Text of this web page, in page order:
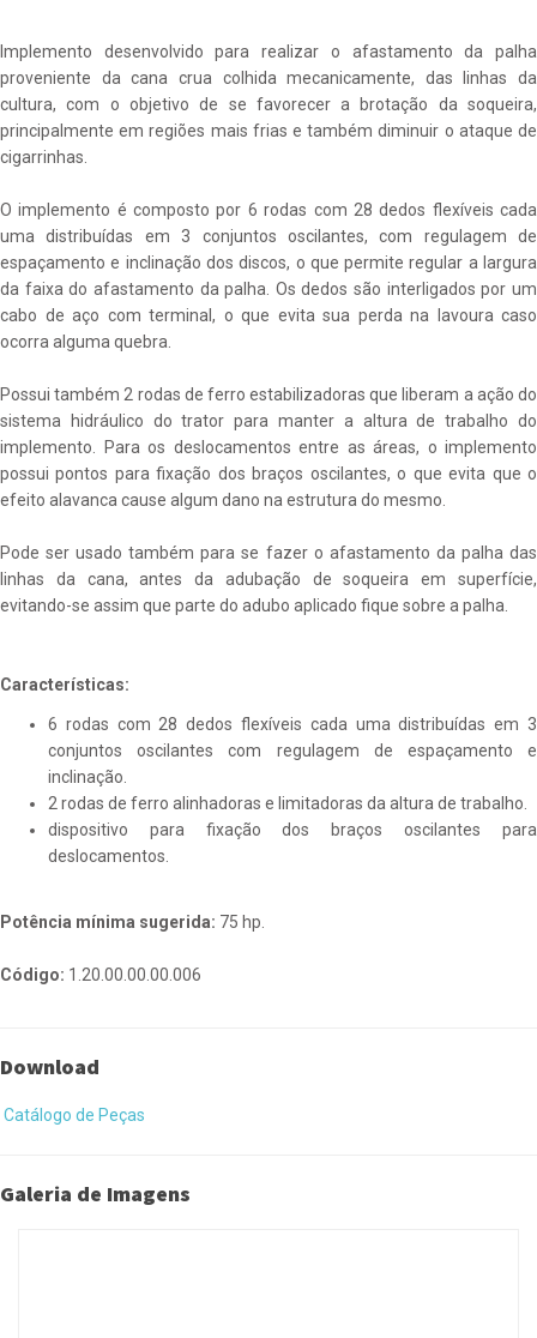
Implemento desenvolvido para realizar o afastamento da palha
proveniente da cana crua colhida mecanicamente, das linhas da
cultura, com o objetivo de se favorecer a brotação da soqueira,
principalmente em regiões mais frias e também diminuir o ataque de
cigarrinhas.
O implemento é composto por 6 rodas com 28 dedos flexíveis cada
uma distribuídas em 3 conjuntos oscilantes, com regulagem de
espaçamento e inclinação dos discos, o que permite regular a largura
da faixa do afastamento da palha. Os dedos são interligados por um
cabo de aço com terminal, o que evita sua perda na lavoura caso
ocorra alguma quebra.
Possui também 2 rodas de ferro estabilizadoras que liberam a ação do
sistema hidráulico do trator para manter a altura de trabalho do
implemento. Para os deslocamentos entre as áreas, o implemento
possui pontos para fixação dos braços oscilantes, o que evita que o
efeito alavanca cause algum dano na estrutura do mesmo.
Pode ser usado também para se fazer o afastamento da palha das
linhas da cana, antes da adubação de soqueira em superfície,
evitando-se assim que parte do adubo aplicado fique sobre a palha.
Características:
6 rodas com 28 dedos flexíveis cada uma distribuídas em 3
conjuntos oscilantes com regulagem de espaçamento e
inclinação.
2 rodas de ferro alinhadoras e limitadoras da altura de trabalho.
dispositivo para fixação dos braços oscilantes para
deslocamentos.
Potência mínima sugerida: 75 hp.
Código: 1.20.00.00.00.006
Download
Catálogo de Peças
Galeria de Imagens